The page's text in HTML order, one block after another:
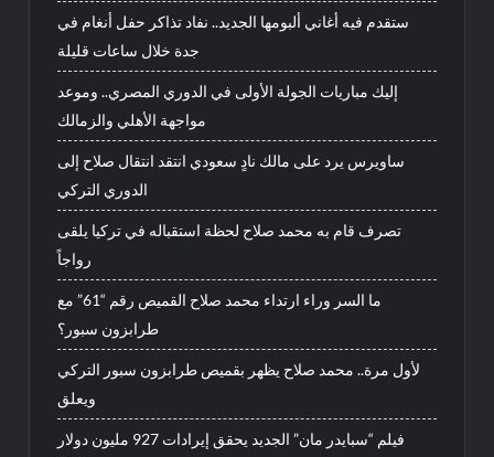
ستقدم فيه أغاني ألبومها الجديد.. نفاد تذاكر حفل أنغام في
جدة خلال ساعات قليلة
إليك مباريات الجولة الأولى في الدوري المصري.. وموعد
مواجهة الأهلي والزمالك
ساويرس يرد على مالك نادٍ سعودي انتقد انتقال صلاح إلى
الدوري التركي
تصرف قام به محمد صلاح لحظة استقباله في تركيا يلقى
رواجاً
ما السر وراء ارتداء محمد صلاح القميص رقم “61” مع
طرابزون سبور؟
لأول مرة.. محمد صلاح يظهر بقميص طرابزون سبور التركي
ويعلق
فيلم “سبايدر مان” الجديد يحقق إيرادات 927 مليون دولار